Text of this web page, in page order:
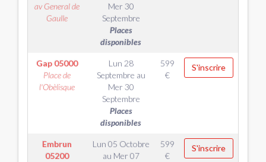
av General de
Gaulle
Mer 30
Septembre
Places
disponibles
Gap 05000
Place de
l'Obèlisque
Lun 28
Septembre au
Mer 30
Septembre
Places
disponibles
599
€
S'inscrire
Embrun
05200
Lun 05 Octobre
au Mer 07
599
€
S'inscrire